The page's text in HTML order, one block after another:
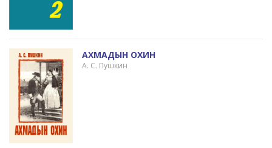
АХМАДЫН ОХИН
А. С. Пушкин